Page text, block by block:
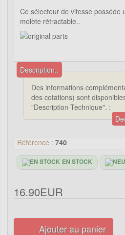
Ce sélecteur de vitesse posséde
molète rétractable..
Description..
Des informations
des cotations) sont
"Description Technique". :
Référence : 740
EN STOCK
16.90EUR
Ajouter au panier